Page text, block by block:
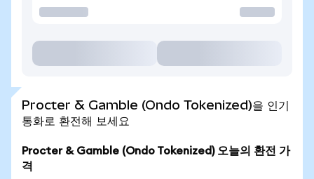
Procter & Gamble (Ondo Tokenized)을 인기
통화로 환전해 보세요
Procter & Gamble (Ondo Tokenized) 오늘의 환전 가
격